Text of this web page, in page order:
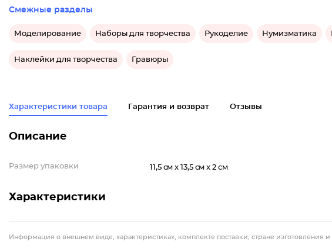
Смежные разделы
Моделирование Наборы для творчества Рукоделие Нумизматика
Наклейки для творчества Гравюры
Характеристики товара Гарантия и возврат Отзывы
Описание
Размер упаковки 11,5 см x 13,5 см x 2 см
Характеристики
Информация о внешнем виде, характеристиках, комплекте поставки, стране изготовления и